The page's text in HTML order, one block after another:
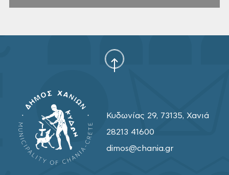
Κυδωνίας 29, 73135, Χανιά
28213 41600
dimos@chania.gr